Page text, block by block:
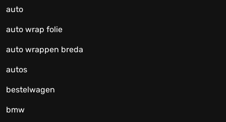
auto
auto wrap folie
auto wrappen breda
autos
bestelwagen
bmw